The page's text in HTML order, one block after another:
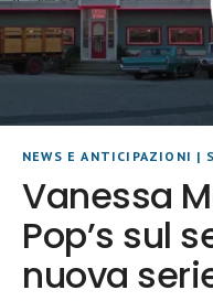
NEWS E ANTICIPAZIONI |
Vanessa
Pop’s sul
nuova